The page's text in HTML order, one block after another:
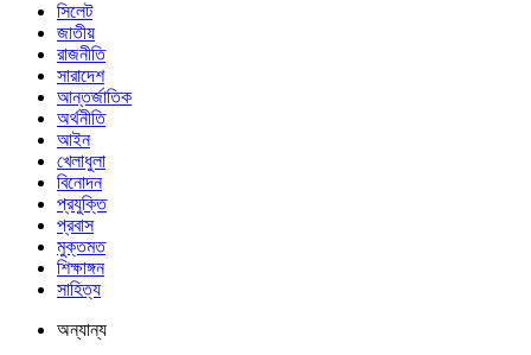
সিলেট
জাতীয়
রাজনীতি
সারাদেশ
আন্তর্জাতিক
অর্থনীতি
আইন
খেলাধুলা
বিনোদন
প্রযুক্তি
প্রবাস
মুক্তমত
শিক্ষাঙ্গন
সাহিত্য
অন্যান্য